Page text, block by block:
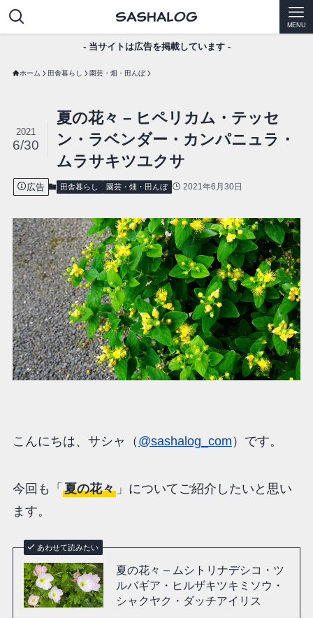
MENU
- 当サイトは広告を掲載しています -
ホーム 田舎暮らし 園芸・畑・田んぼ
夏の花々 – ヒペリカム・テッセ
ン・ラベンダー・カンパニュラ・
ムラサキツユクサ
2021
6/30
広告 田舎暮らし 園芸・畑・田んぼ 2021年6月30日
こんにちは、サシャ（ @sashalog_com ）です。
今回も「 夏の花々」についてご紹介したいと思い
ます。
あわせて読みたい
夏の花々 – ムシトリナデシコ・ツ
ルバギア・ヒルザキツキミソウ・
シャクヤク・ダッチアイリス